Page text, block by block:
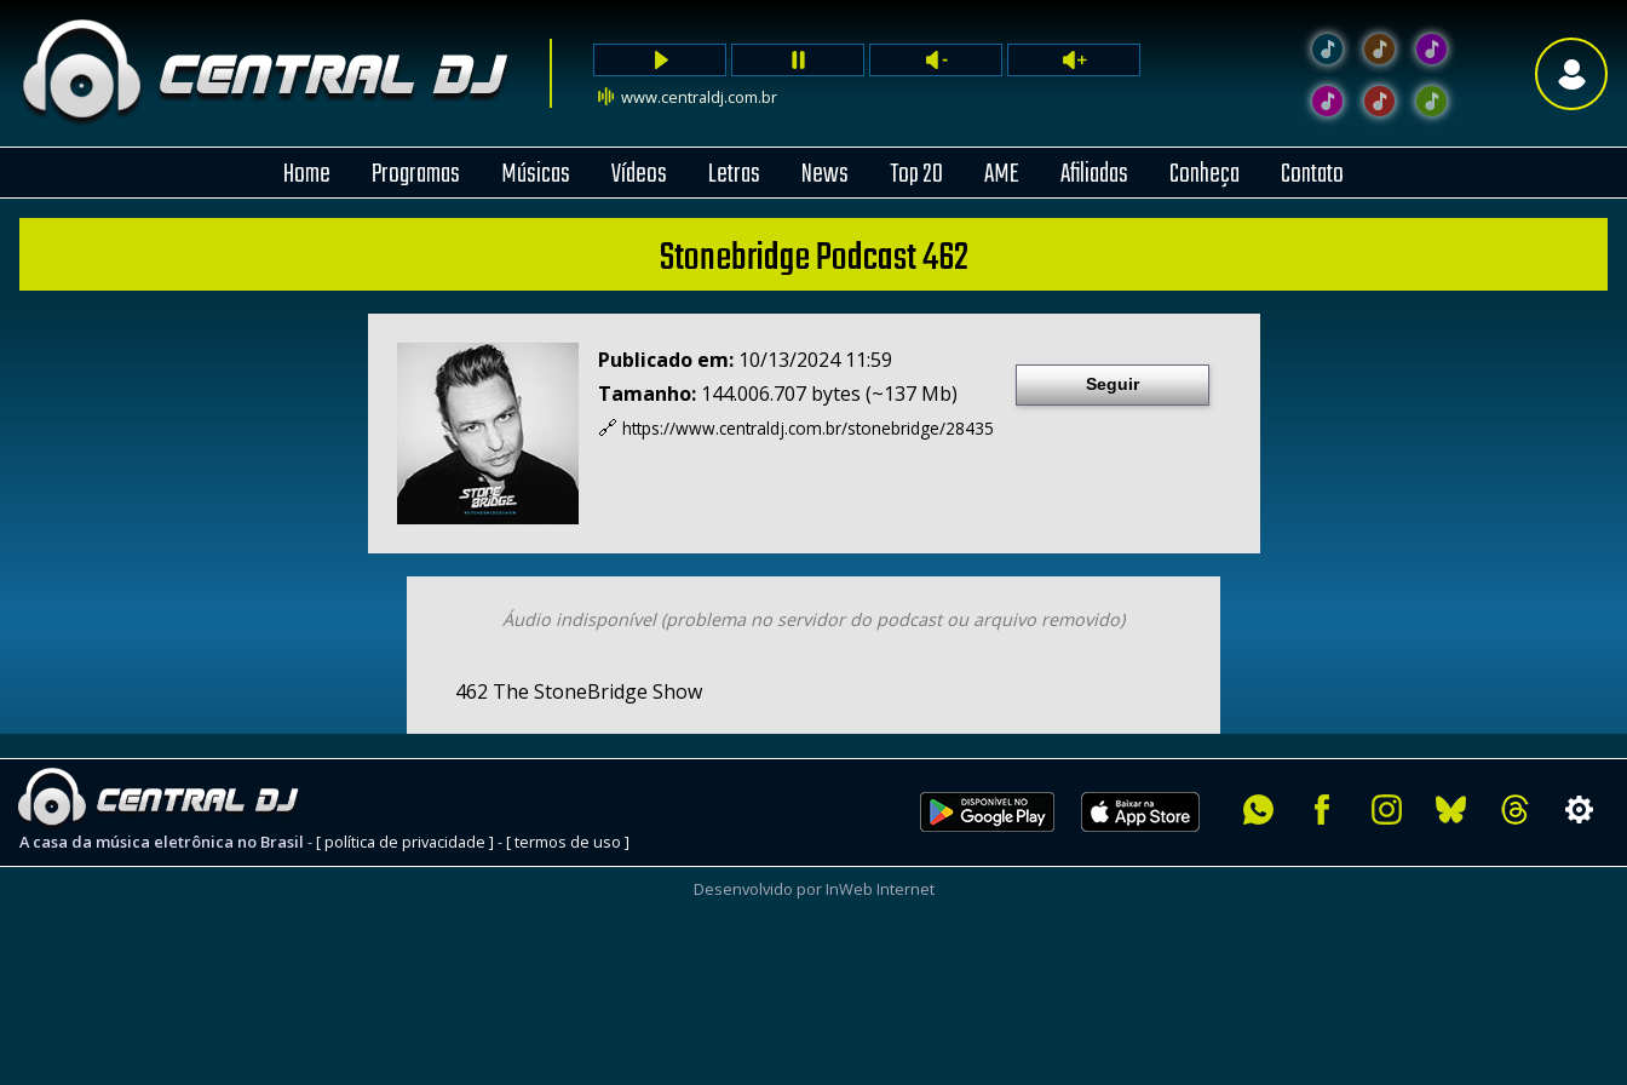
www.centraldj.com.br
Home Programas Músicas Vídeos Letras News Top 20 AME Afiliadas Conheça Contato
Stonebridge Podcast 462
Publicado em: 10/13/2024 11:59
Tamanho:144.006.707 bytes (~137 Mb)
🔗 https://www.centraldj.com.br/stonebridge/28435
Seguir
Áudio indisponível (problema no servidor do podcast ou arquivo removido)
462 The StoneBridge Show
A casa da música eletrônica no Brasil -[ política de privacidade ] -[ termos de uso ]
Desenvolvido por InWeb Internet